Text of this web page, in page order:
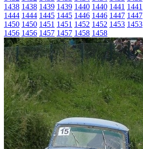
1438 1438 1439 1439 1440 1440 1441 1441
1444 1444 1445 1445 1446 1446 1447 1447
1450 1450 1451 1451 1452 1452 1453 1453
1456 1456 1457 1457 1458 1458